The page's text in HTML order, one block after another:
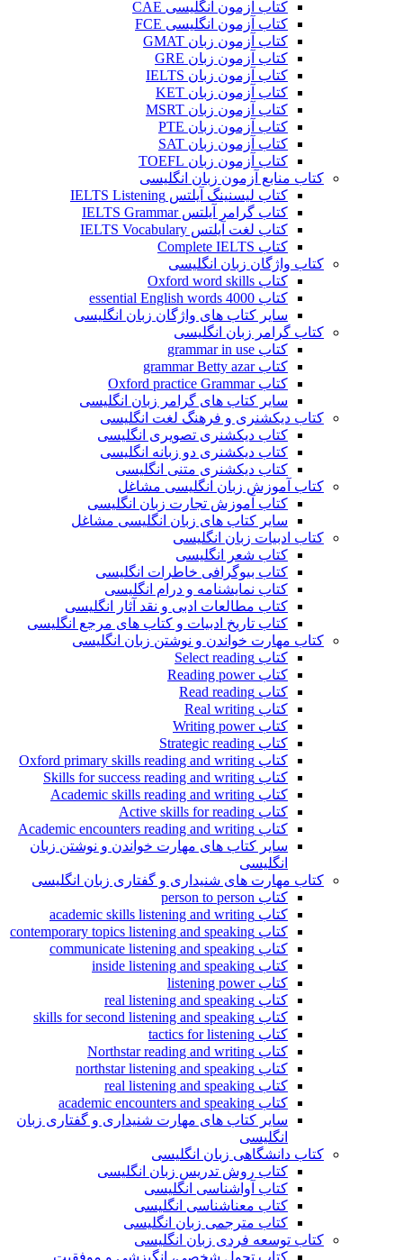
کتاب آزمون انگلیسی CAE
کتاب آزمون انگلیسی FCE
کتاب آزمون زبان GMAT
کتاب آزمون زبان GRE
کتاب آزمون زبان IELTS
کتاب آزمون زبان KET
کتاب آزمون زبان MSRT
کتاب آزمون زبان PTE
کتاب آزمون زبان SAT
کتاب آزمون زبان TOEFL
کتاب منابع آزمون زبان انگلیسی
کتاب لیسنینگ آیلتس IELTS Listening
کتاب گرامر آیلتس IELTS Grammar
کتاب لغت آیلتس IELTS Vocabulary
کتاب Complete IELTS
کتاب واژگان زبان انگلیسی
کتاب Oxford word skills
کتاب essential English words 4000
سایر کتاب های واژگان زبان انگلیسی
کتاب گرامر زبان انگلیسی
کتاب grammar in use
کتاب grammar Betty azar
کتاب Oxford practice Grammar
سایر کتاب های گرامر زبان انگلیسی
کتاب دیکشنری و فرهنگ لغت انگلیسی
کتاب دیکشنری تصویری انگلیسی
کتاب دیکشنری دو زبانه انگلیسی
کتاب دیکشنری متنی انگلیسی
کتاب آموزش زبان انگلیسی مشاغل
کتاب آموزش تجارت زبان انگلیسی
سایر کتاب های زبان انگلیسی مشاغل
کتاب ادبیات زبان انگلیسی
کتاب شعر انگلیسی
کتاب بیوگرافی خاطرات انگلیسی
کتاب نمایشنامه و درام انگلیسی
کتاب مطالعات ادبی و نقد آثار انگلیسی
کتاب تاریخ ادبیات و کتاب های مرجع انگلیسی
کتاب مهارت خواندن و نوشتن زبان انگلیسی
کتاب Select reading
کتاب Reading power
کتاب Read reading
کتاب Real writing
کتاب Writing power
کتاب Strategic reading
کتاب Oxford primary skills reading and writing
کتاب Skills for success reading and writing
کتاب Academic skills reading and writing
کتاب Active skills for reading
کتاب Academic encounters reading and writing
سایر کتاب های مهارت خواندن و نوشتن زبان
انگلیسی
کتاب مهارت های شنیداری و گفتاری زبان انگلیسی
کتاب person to person
کتاب academic skills listening and writing
کتاب contemporary topics listening and speaking
کتاب communicate listening and speaking
کتاب inside listening and speaking
کتاب listening power
کتاب real listening and speaking
کتاب skills for second listening and speaking
کتاب tactics for listening
کتاب Northstar reading and writing
کتاب northstar listening and speaking
کتاب real listening and speaking
کتاب academic encounters and speaking
سایر کتاب های مهارت شنیداری و گفتاری زبان
انگلیسی
کتاب دانشگاهی زبان انگلیسی
کتاب روش تدریس زبان انگلیسی
کتاب آواشناسی انگلیسی
کتاب معناشناسی انگلیسی
کتاب مترجمی زبان انگلیسی
کتاب توسعه فردی زبان انگلیسی
کتاب تحول شخصی، انگیزشی و موفقیت